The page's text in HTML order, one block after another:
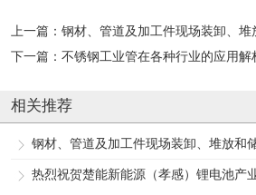
上一篇： 钢材、管道及加工件现场装卸、堆
下一篇： 不锈钢工业管在各种行业的应用解
相关推荐
钢材、管道及加工件现场装卸、堆放和
热烈祝贺楚能新能源（孝感）锂电池产